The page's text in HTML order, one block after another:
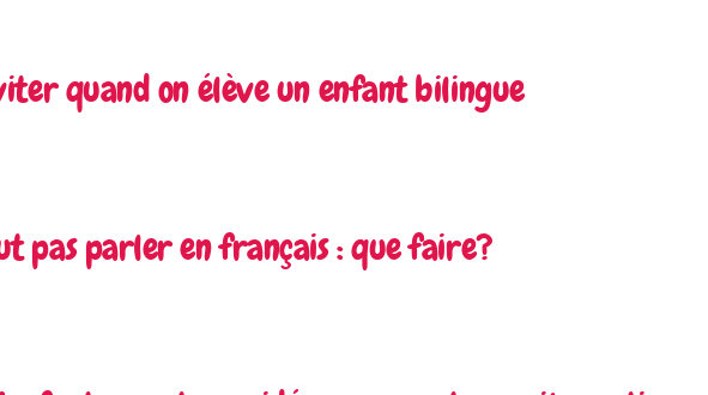
quand on élève un enfant bilingue
pas parler en français : que faire?